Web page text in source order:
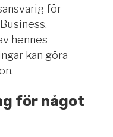
för
hennes
kan göra
för något